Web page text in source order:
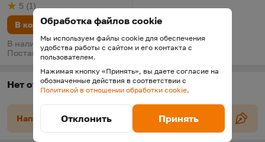
Рейтинг
5
из 5 (
по результату
1
голосов
)
В корзину
В наличии у поставщика.
Поставка 18 августа
Нет отзывов
Напишите отзыв об авторе
Обработка файлов cookie
Мы используем файлы cookie для обеспечения
удобства работы с сайтом и его контакта с
пользователем.
Нажимая кнопку «Принять», вы даете согласие на
обозначенные действия в соответствии с
Политикой в отношении обработки cookie.
Отклонить Принять